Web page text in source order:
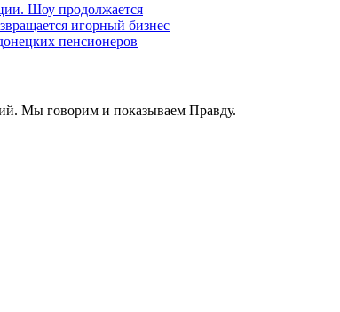
Шоу продолжается
игорный бизнес
пенсионеров
Мы говорим и показываем Правду.